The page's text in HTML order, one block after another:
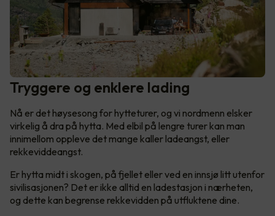
Tryggere og enklere lading
Nå er det høysesong for hytteturer, og vi nordmenn elsker
virkelig å dra på hytta. Med elbil på lengre turer kan man
innimellom oppleve det mange kaller ladeangst, eller
rekkeviddeangst.
Er hytta midt i skogen, på fjellet eller ved en innsjø litt utenfor
sivilisasjonen? Det er ikke alltid en ladestasjon i nærheten,
og dette kan begrense rekkevidden på utfluktene dine.